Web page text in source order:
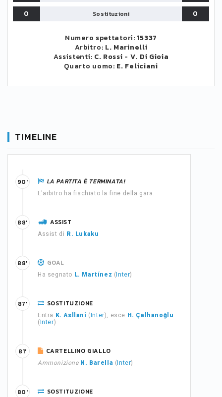
0
Sostituzioni 0
Numero spettatori:15337
Arbitro: L. Marinelli
Assistenti: C. Rossi - V. Di Gioia
Quarto uomo: E. Feliciani
TIMELINE
LA PARTITA È TERMINATA!
L'arbitro ha fischiato la fine della gara.
90'
ASSIST
Assist di R. Lukaku
88'
GOAL
Ha segnato L. Martínez ( Inter)
88'
SOSTITUZIONE
Entra K. Asllani ( Inter), esce H. Çalhanoğlu
( Inter)
87'
CARTELLINO GIALLO
Ammonizione N. Barella ( Inter)
81'
SOSTITUZIONE
80'